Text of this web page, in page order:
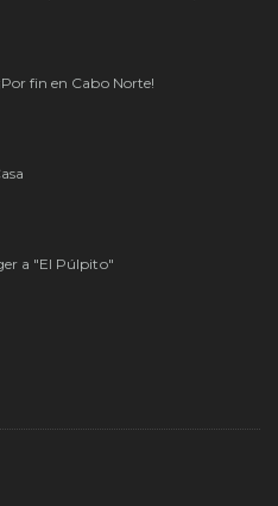
fin en Cabo Norte!
a "El Púlpito"